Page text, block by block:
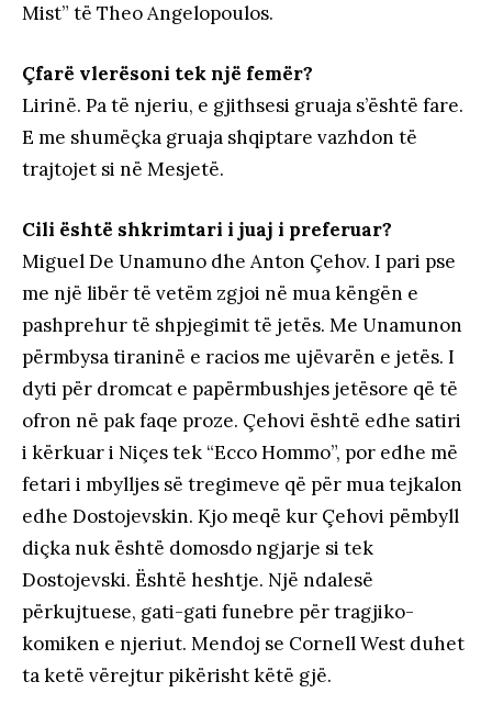
Mist” të Theo Angelopoulos.
Çfarë vlerësoni tek një femër?
Lirinë. Pa të njeriu, e gjithsesi gruaja s’është fare.
E me shumëçka gruaja shqiptare vazhdon të
trajtojet si në Mesjetë.
Cili është shkrimtari i juaj i preferuar?
Miguel De Unamuno dhe Anton Çehov. I pari pse
me një libër të vetëm zgjoi në mua këngën e
pashprehur të shpjegimit të jetës. Me Unamunon
përmbysa tiraninë e racios me ujëvarën e jetës. I
dyti për dromcat e papërmbushjes jetësore që të
ofron në pak faqe proze. Çehovi është edhe satiri
i kërkuar i Niçes tek “Ecco Hommo”, por edhe më
fetari i mbylljes së tregimeve që për mua tejkalon
edhe Dostojevskin. Kjo meqë kur Çehovi pëmbyll
diçka nuk është domosdo ngjarje si tek
Dostojevski. Është heshtje. Një ndalesë
përkujtuese, gati-gati funebre për tragjiko-
komiken e njeriut. Mendoj se Cornell West duhet
ta ketë vërejtur pikërisht këtë gjë.